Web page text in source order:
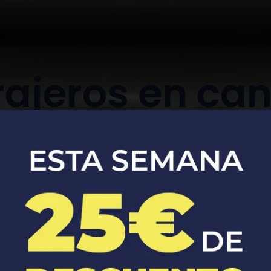
en
rosal
Apertura, reparación y sustitución de
cerraduras de coches y casas.​